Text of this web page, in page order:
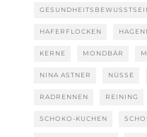
HAFERFLOCKEN
KERNE MONDBÄR
NINA ASTNER NÜSSE
RADRENNEN REINING
SCHOKO-KUCHEN